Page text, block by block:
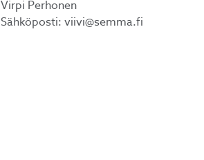
Virpi Perhonen
Sähköposti: viivi@semma.fi